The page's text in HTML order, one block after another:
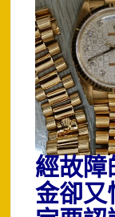
經故
金卻